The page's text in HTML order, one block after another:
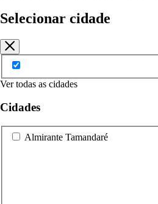
Selecionar cidade
Ver todas as cidades
Cidades
Almirante Tamandaré